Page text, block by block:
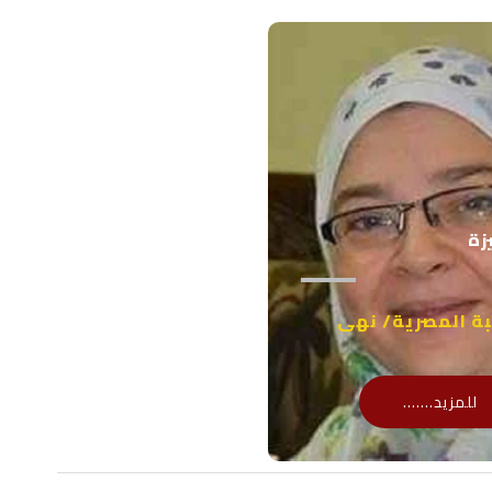
المصرية/ نهى
للمزيد.......